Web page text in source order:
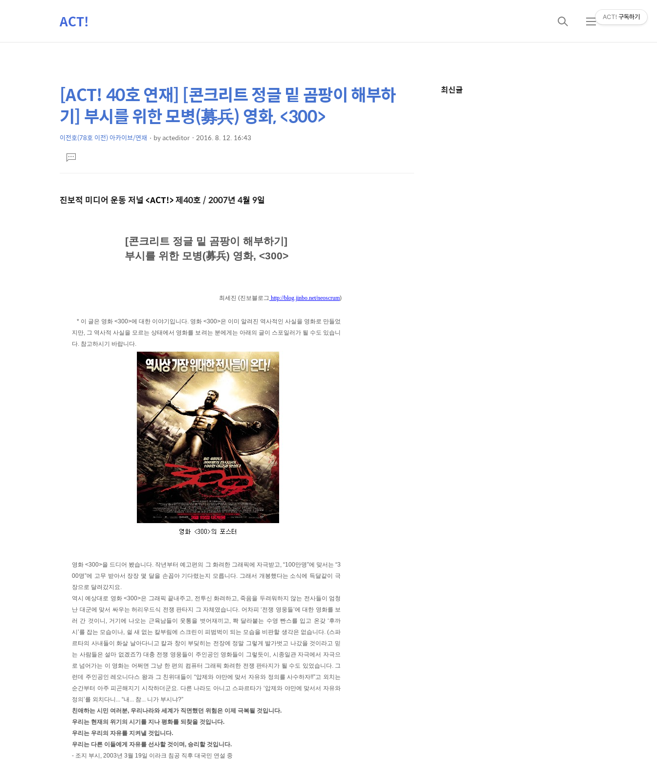
ACT!
검
메
상
세
컨
텐
본
문
제
[ACT! 40호 연재] [콘크리트 정글 밑 곰팡이 해부하
기] 부시를 위한 모병(募兵) 영화, <300>
이전호(78호 이전) 아카이브/연재 byacteditor 2016. 8. 12. 16:43
문댓
글
진보적 미디어 운동 저널<ACT!>제40호 / 2007년 4월 9일
[콘크리트 정글 밑 곰팡이 해부하기]
부시를 위한 모병(募兵) 영화, <300>
최세진 (진보블로그 http://blog.jinbo.net/neoscrum)
* 이 글은 영화 <300>에 대한 이야기입니다. 영화 <300>은 이미 알려진 역사적인 사실을 영화로 만들었
지만, 그 역사적 사실을 모르는 상태에서 영화를 보려는 분에게는 아래의 글이 스포일러가 될 수도 있습니
다. 참고하시기 바랍니다.
영화 <300>을 드디어 봤습니다. 작년부터 예고편의 그 화려한 그래픽에 자극받고, “100만명”에 맞서는 “3
00명”에 고무 받아서 장장 몇 달을 손꼽아 기다렸는지 모릅니다. 그래서 개봉했다는 소식에 득달같이 극
장으로 달려갔지요.
역시 예상대로 영화 <300>은 그래픽 끝내주고, 전투신 화려하고, 죽음을 두려워하지 않는 전사들이 엄청
난 대군에 맞서 싸우는 허리우드식 전쟁 판타지 그 자체였습니다. 어차피 ‘전쟁 영웅들’에 대한 영화를 보
러 간 것이니, 거기에 나오는 근육남들이 웃통을 벗어재끼고, 쫙 달라붙는 수영 빤스를 입고 온갖 ‘후까
시’를 잡는 모습이나, 쉴 새 없는 칼부림에 스크린이 피범벅이 되는 모습을 비판할 생각은 없습니다. (스파
르타의 사내들이 화살 날아다니고 칼과 창이 부딪히는 전장에 정말 그렇게 발가벗고 나갔을 것이라고 믿
는 사람들은 설마 없겠죠?) 대충 전쟁 영웅들이 주인공인 영화들이 그렇듯이, 시종일관 자극에서 자극으
로 넘어가는 이 영화는 어쩌면 그냥 한 편의 컴퓨터 그래픽 화려한 전쟁 판타지가 될 수도 있었습니다. 그
런데 주인공인 레오니다스 왕과 그 친위대들이 “압제와 야만에 맞서 자유와 정의를 사수하자!!”고 외치는
순간부터 아주 피곤해지기 시작하더군요. 다른 나라도 아니고 스파르타가 ‘압제와 야만에 맞서서 자유와
정의’를 외치다니... “내... 참... 니가 부시냐?”
친애하는 시민 여러분, 우리나라와 세계가 직면했던 위험은 이제 극복될 것입니다.
우리는 현재의 위기의 시기를 지나 평화를 되찾을 것입니다.
우리는 우리의 자유를 지켜낼 것입니다.
우리는 다른 이들에게 자유를 선사할 것이며, 승리할 것입니다.
- 조지 부시, 2003년 3월 19일 이라크 침공 직후 대국민 연설 중
추
최신글
ACT! 구독하기